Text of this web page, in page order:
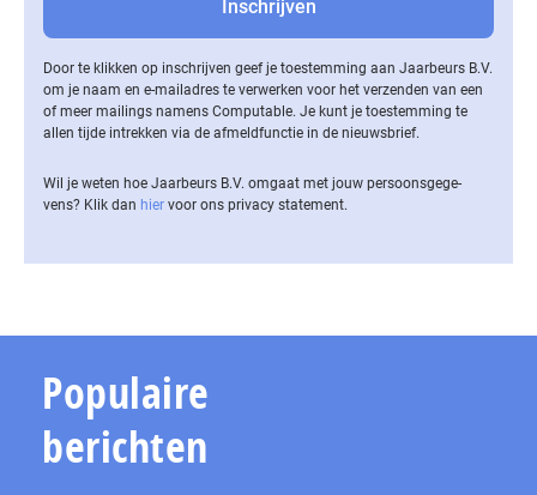
Door te klikken op inschrijven geef je toestemming aan Jaarbeurs B.V.
om je naam en e-mailadres te verwerken voor het verzenden van een
of meer mailings namens Computable. Je kunt je toestemming te
allen tijde intrekken via de af­meld­func­tie in de nieuwsbrief.
Wil je weten hoe Jaarbeurs B.V. omgaat met jouw per­soons­ge­ge­
vens? Klik dan hier voor ons privacy statement.
Populaire
berichten